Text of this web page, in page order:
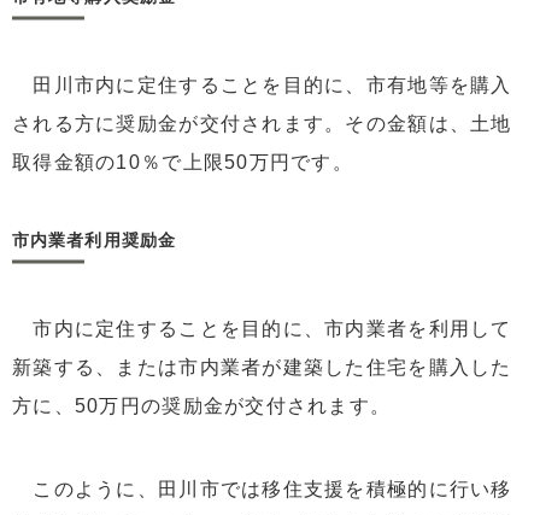
田川市内に定住することを目的に、市有地等を購入
される方に奨励金が交付されます。その金額は、土地
取得金額の10％で上限50万円です。
市内業者利用奨励金
市内に定住することを目的に、市内業者を利用して
新築する、または市内業者が建築した住宅を購入した
方に、50万円の奨励金が交付されます。
このように、田川市では移住支援を積極的に行い移